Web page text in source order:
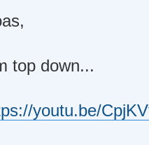
top down...
youtu.be/